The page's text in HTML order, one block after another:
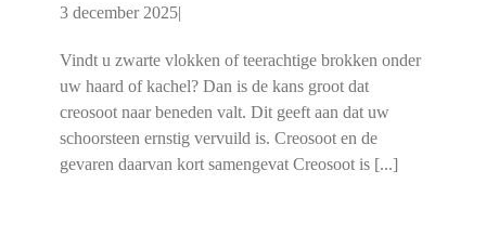
3 december 2025|
Vindt u zwarte vlokken of teerachtige brokken onder
uw haard of kachel? Dan is de kans groot dat
creosoot naar beneden valt. Dit geeft aan dat uw
schoorsteen ernstig vervuild is. Creosoot en de
gevaren daarvan kort samengevat Creosoot is [...]